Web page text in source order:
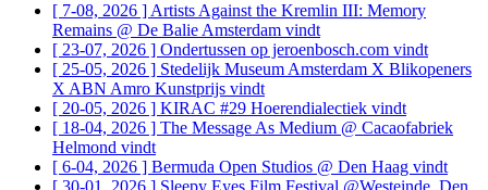
[ 7-08, 2026 ] Artists Against the Kremlin III: Memory
Remains @ De Balie Amsterdam vindt
[ 23-07, 2026 ] Ondertussen op jeroenbosch.com vindt
[ 25-05, 2026 ] Stedelijk Museum Amsterdam X Blikopeners
X ABN Amro Kunstprijs vindt
[ 20-05, 2026 ] KIRAC #29 Hoerendialectiek vindt
[ 18-04, 2026 ] The Message As Medium @ Cacaofabriek
Helmond vindt
[ 6-04, 2026 ] Bermuda Open Studios @ Den Haag vindt
[ 30-01, 2026 ] Sleepy Eyes Film Festival @Westeinde, Den